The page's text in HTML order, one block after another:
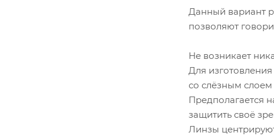
Данный вариант
позволяют
Не возникает
Для
со слёзным слоем
Предполагается
защитить своё
Линзы